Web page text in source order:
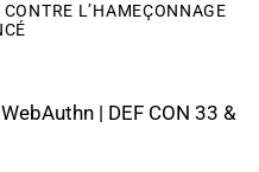
L’HAMEÇONNAGE
| DEF CON 33 &